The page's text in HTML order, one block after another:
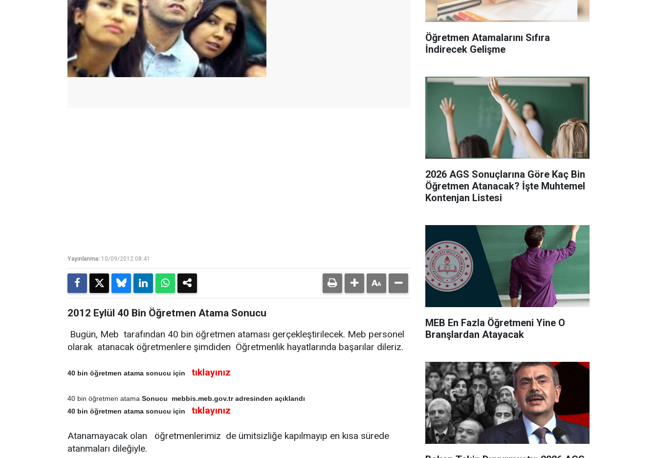
Yayınlanma: 10/09/2012 08:41
2012 Eylül 40 Bin Öğretmen Atama Sonucu
Bugün, Meb tarafından 40 bin öğretmen ataması gerçekleştirilecek. Meb personel
olarak atanacak öğretmenlere şimdiden Öğretmenlik hayatlarında başarılar dileriz.
40 bin öğretmen atama sonucu için tıklayınız
40 bin öğretmen atama Sonucu mebbis.meb.gov.tr adresinden açıklandı
40 bin öğretmen atama sonucu için
tıklayınız
Atanamayacak olan öğretmenlerimiz de ümitsizliğe kapılmayıp en kısa sürede
atanmaları dileğiyle.
Öğretmen Atamalarını Sıfıra
İndirecek Gelişme
2026 AGS Sonuçlarına Göre Kaç Bin
Öğretmen Atanacak? İşte Muhtemel
Kontenjan Listesi
MEB En Fazla Öğretmeni Yine O
Branşlardan Atayacak